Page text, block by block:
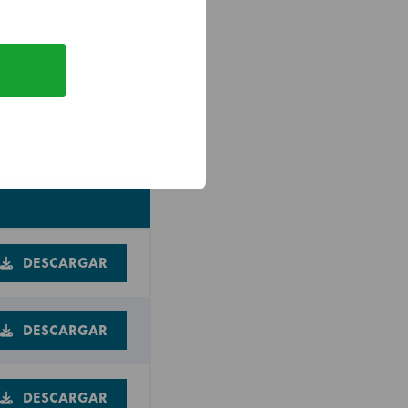
2 estantes
color blanco.
DESCARGAR
DESCARGAR
DESCARGAR